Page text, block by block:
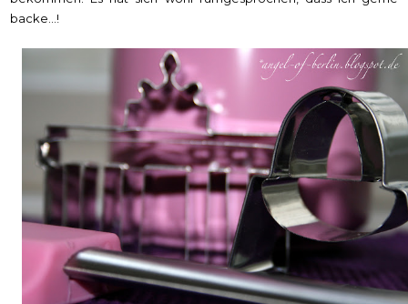
backe...!